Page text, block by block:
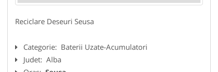
Reciclare Deseuri Seusa
Categorie: Baterii Uzate-Acumulatori
Judet: Alba